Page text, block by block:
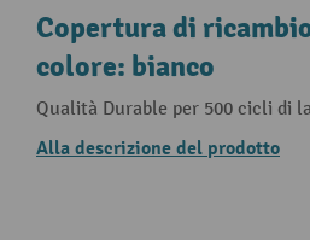
Copertura di
colore: bianco
Qualità Durable per 500 cicli di
Alla descrizione del prodotto